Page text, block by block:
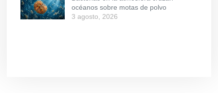
océanos sobre motas de polvo
3 agosto, 2026